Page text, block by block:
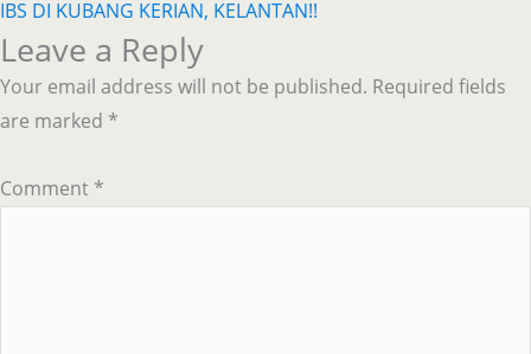
IBS DI KUBANG KERIAN, KELANTAN!!
Leave a Reply
Your email address will not be published. Required fields
are marked *
Comment *